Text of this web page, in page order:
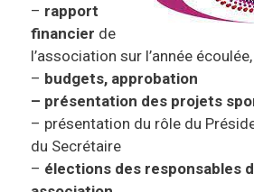
– rapport
financier de
l’association sur l’année écoulée,
– budgets, approbation
– présentation des projets
– présentation du rôle du
du Secrétaire
– élections des responsables